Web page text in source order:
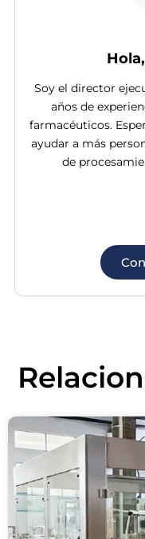
Soy el director
años de
farmacéuticos.
ayudar a más
de